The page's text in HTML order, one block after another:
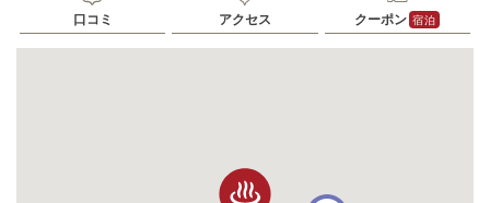
口コミ アクセス クーポン 宿泊